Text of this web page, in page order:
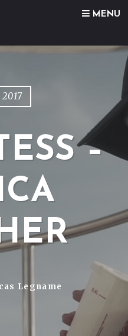
MENU
–
Legname